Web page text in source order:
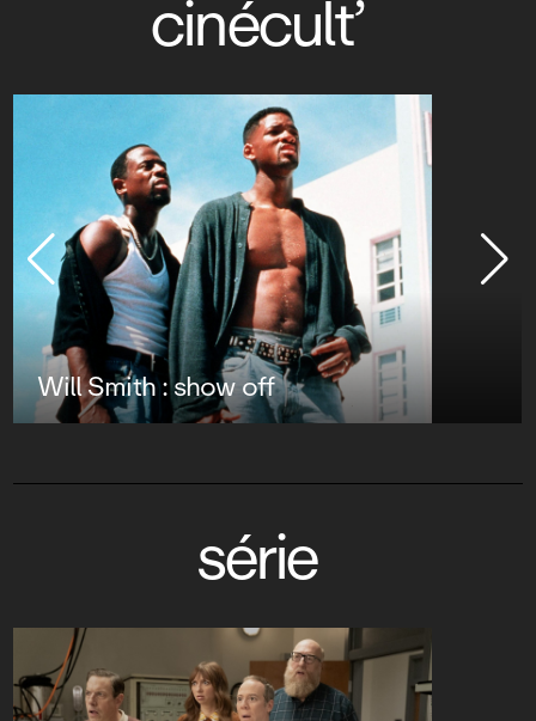
cinécult’
Vietnam : trauma-reality
série